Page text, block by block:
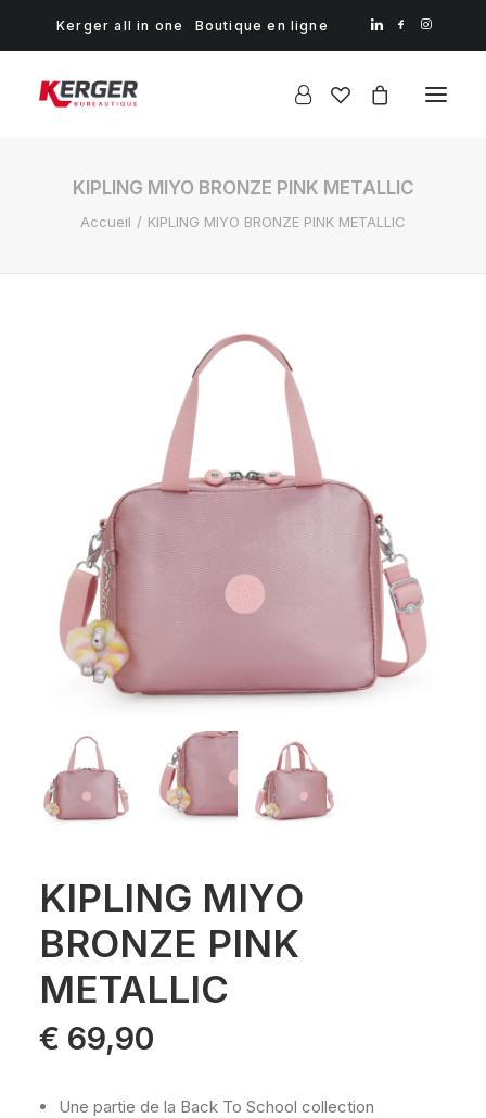
Kerger all in one Boutique en ligne
KIPLING MIYO BRONZE PINK METALLIC
Accueil KIPLING MIYO BRONZE PINK METALLIC
KIPLING MIYO
BRONZE PINK
METALLIC
€ 69,90
Une partie de la Back To School collection